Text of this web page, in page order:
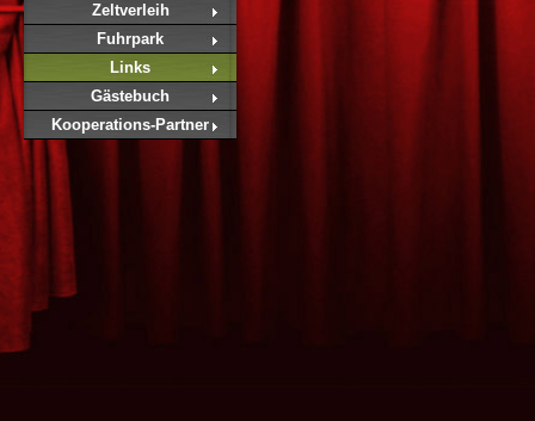
Zeltverleih
Fuhrpark
Links
Gästebuch
Kooperations-Partner